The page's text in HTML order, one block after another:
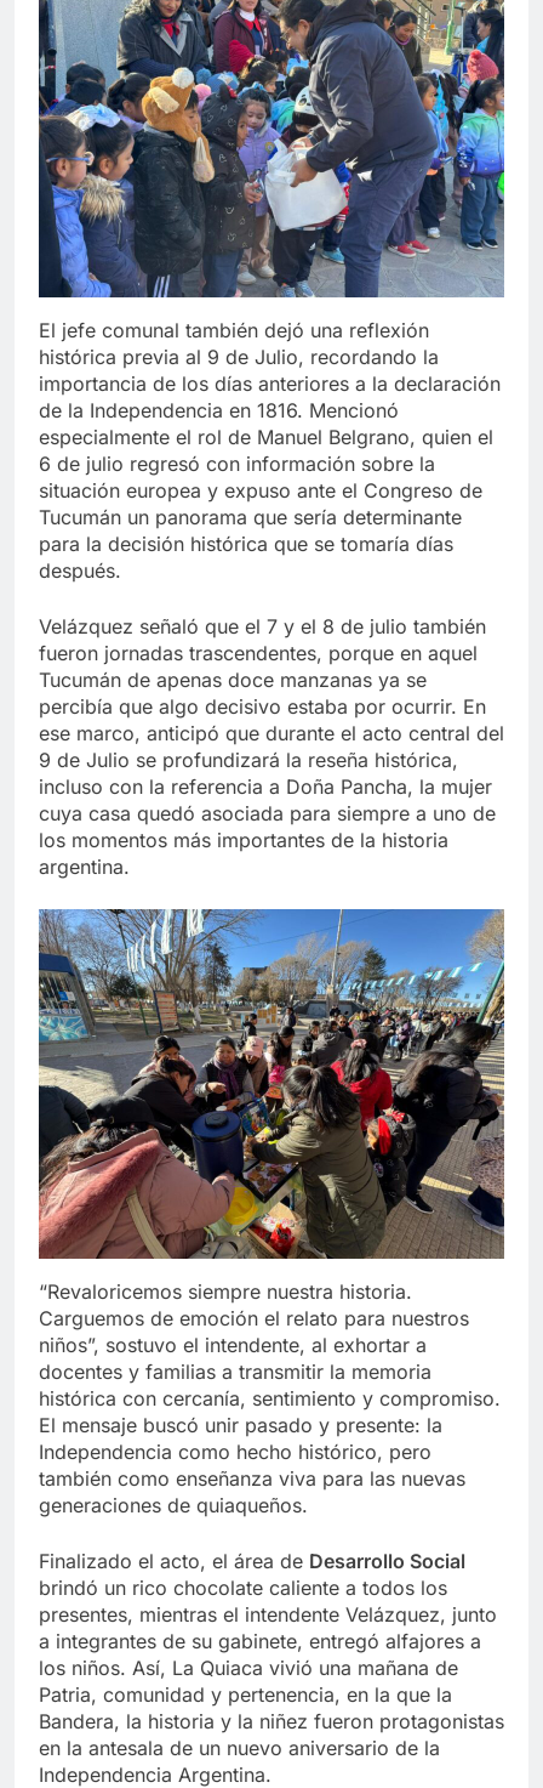
El jefe comunal también dejó una reflexión
histórica previa al 9 de Julio, recordando la
importancia de los días anteriores a la declaración
de la Independencia en 1816. Mencionó
especialmente el rol de Manuel Belgrano, quien el
6 de julio regresó con información sobre la
situación europea y expuso ante el Congreso de
Tucumán un panorama que sería determinante
para la decisión histórica que se tomaría días
después.
Velázquez señaló que el 7 y el 8 de julio también
fueron jornadas trascendentes, porque en aquel
Tucumán de apenas doce manzanas ya se
percibía que algo decisivo estaba por ocurrir. En
ese marco, anticipó que durante el acto central del
9 de Julio se profundizará la reseña histórica,
incluso con la referencia a Doña Pancha, la mujer
cuya casa quedó asociada para siempre a uno de
los momentos más importantes de la historia
argentina.
“Revaloricemos siempre nuestra historia.
Carguemos de emoción el relato para nuestros
niños”, sostuvo el intendente, al exhortar a
docentes y familias a transmitir la memoria
histórica con cercanía, sentimiento y compromiso.
El mensaje buscó unir pasado y presente: la
Independencia como hecho histórico, pero
también como enseñanza viva para las nuevas
generaciones de quiaqueños.
Finalizado el acto, el área de Desarrollo Social
brindó un rico chocolate caliente a todos los
presentes, mientras el intendente Velázquez, junto
a integrantes de su gabinete, entregó alfajores a
los niños. Así, La Quiaca vivió una mañana de
Patria, comunidad y pertenencia, en la que la
Bandera, la historia y la niñez fueron protagonistas
en la antesala de un nuevo aniversario de la
Independencia Argentina.